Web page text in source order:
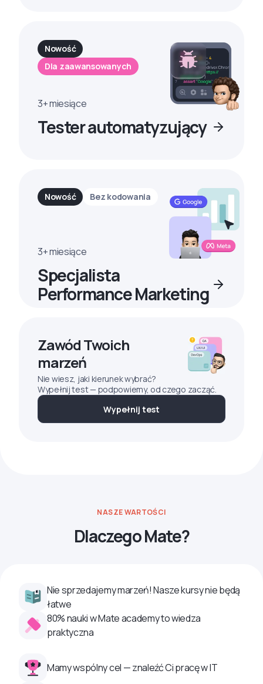
Nowość
Dla zaawansowanych
3+ miesiące
Tester automatyzujący
Nowość Bez kodowania
3+ miesiące
Specjalista
Performance Marketing
Zawód Twoich
marzeń
Nie wiesz, jaki kierunek wybrać?
Wypełnij test — podpowiemy, od czego zacząć.
Wypełnij test
NASZE WARTOŚCI
Dlaczego Mate?
Nie sprzedajemy marzeń! Nasze kursy nie będą
łatwe
80% nauki w Mate academy to wiedza
praktyczna
Mamy wspólny cel — znaleźć Ci pracę w IT